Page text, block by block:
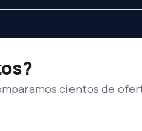
cientos de